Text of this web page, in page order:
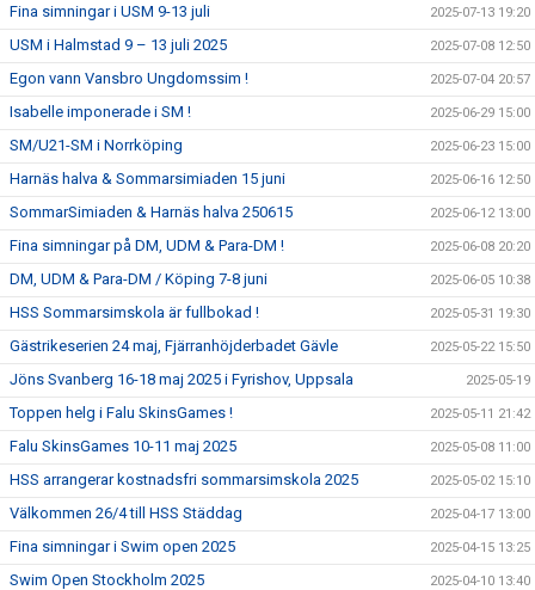
Fina simningar i USM 9-13 juli 2025-07-13 19:20
USM i Halmstad 9 – 13 juli 2025 2025-07-08 12:50
Egon vann Vansbro Ungdomssim ! 2025-07-04 20:57
Isabelle imponerade i SM ! 2025-06-29 15:00
SM/U21-SM i Norrköping 2025-06-23 15:00
Harnäs halva & Sommarsimiaden 15 juni 2025-06-16 12:50
SommarSimiaden & Harnäs halva 250615 2025-06-12 13:00
Fina simningar på DM, UDM & Para-DM ! 2025-06-08 20:20
DM, UDM & Para-DM / Köping 7-8 juni 2025-06-05 10:38
HSS Sommarsimskola är fullbokad ! 2025-05-31 19:30
Gästrikeserien 24 maj, Fjärranhöjderbadet Gävle 2025-05-22 15:50
Jöns Svanberg 16-18 maj 2025 i Fyrishov, Uppsala 2025-05-19
Toppen helg i Falu SkinsGames ! 2025-05-11 21:42
Falu SkinsGames 10-11 maj 2025 2025-05-08 11:00
HSS arrangerar kostnadsfri sommarsimskola 2025 2025-05-02 15:10
Välkommen 26/4 till HSS Städdag 2025-04-17 13:00
Fina simningar i Swim open 2025 2025-04-15 13:25
Swim Open Stockholm 2025 2025-04-10 13:40